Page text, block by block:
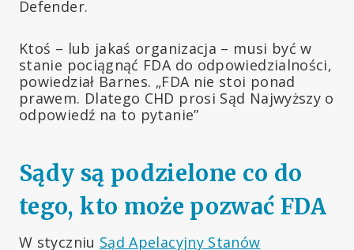
Defender.
Ktoś – lub jakaś organizacja – musi być w
stanie pociągnąć FDA do odpowiedzialności,
powiedział Barnes. „FDA nie stoi ponad
prawem. Dlatego CHD prosi Sąd Najwyższy o
odpowiedź na to pytanie”
Sądy są podzielone co do
tego, kto może pozwać FDA
W styczniu Sąd Apelacyjny Stanów